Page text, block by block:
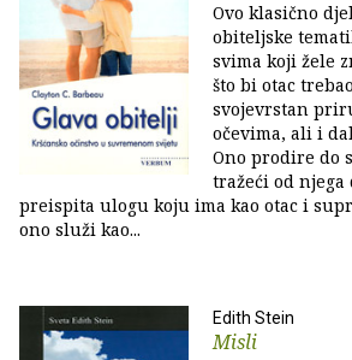
Ovo klasično
obiteljske
svima koji žele
što bi otac
svojevrstan
očevima, ali i
Ono prodire do
tražeći od
preispita ulogu koju ima kao otac i
ono služi kao...
Edith Stein
Misli